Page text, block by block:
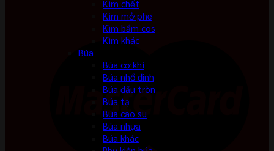
Kìm chết
Kìm mở phe
Kìm bấm cos
Kìm khác
Búa
Búa cơ khí
Búa nhổ đinh
Búa đầu tròn
Búa tạ
Búa cao su
Búa nhựa
Búa khác